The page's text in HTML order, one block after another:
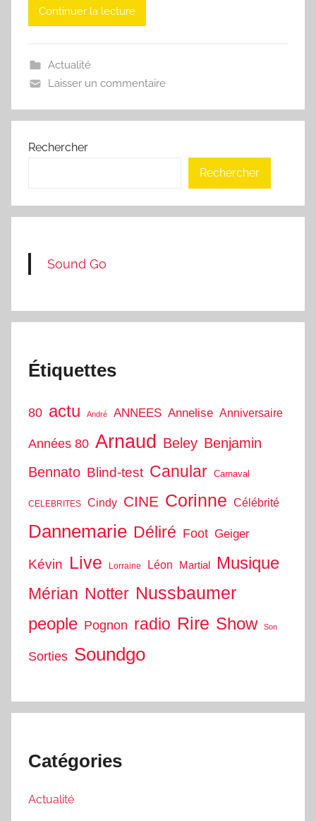
Continuer la lecture
Actualité
Laisser un commentaire
Rechercher
Rechercher
Sound Go
Étiquettes
80 actu André ANNEES Annelise Anniversaire
Années 80 Arnaud Beley Benjamin
Bennato Blind-test Canular Carnaval
CELEBRITES Cindy CINE Corinne Célébrité
Dannemarie Déliré Foot Geiger
Kévin Live Lorraine Léon Martial
Musique
Mérian Notter Nussbaumer
people Pognon radio Rire Show Son
Sorties Soundgo
Catégories
Actualité